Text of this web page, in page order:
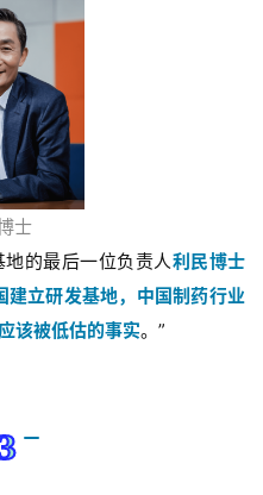
士
的最后一位负责人利民博士
建立研发基地，中国制药行业
该被低估的事实。”